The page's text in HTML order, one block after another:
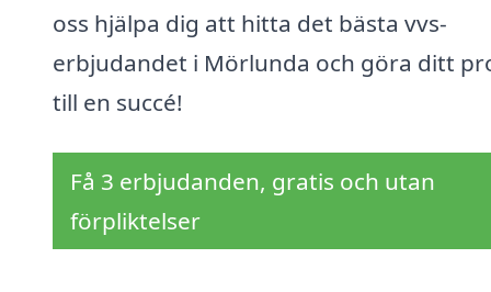
oss hjälpa dig att hitta det bästa vvs-
erbjudandet i Mörlunda och göra ditt
till en succé!
Få 3 erbjudanden, gratis och utan
förpliktelser